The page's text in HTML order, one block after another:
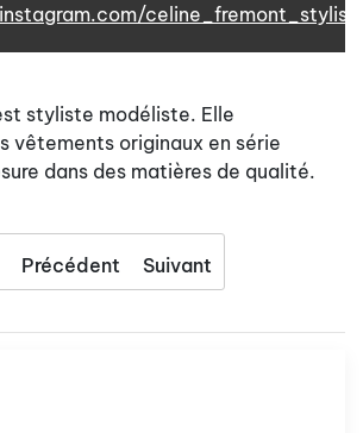
styliste modéliste. Elle
vêtements originaux en série
dans des matières de qualité.
Précédent Suivant